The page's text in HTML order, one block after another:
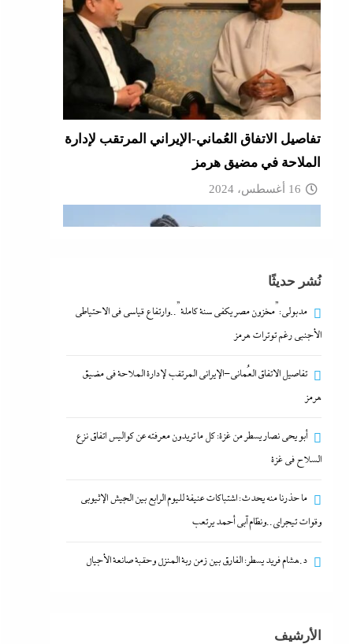
تفاصيل الاتفاق العُماني-الإيراني المرتقب لإدارة
الملاحة في مضيق هرمز
16 أغسطس، 2024
أبو يحى نصار يسطر من غزة: كل ما تريدون
معرفته عن كواليس اتفاق نزع السلاح في غزة
16 أغسطس، 2024
ما حذرنا منه يحدث: اشتباكات عنيفة لليوم الرابع
نُشر حديثًا
مدبولي:”مخزون مصر يكفي سنة كاملة”..وارتفاع قياسي في الاحتياطي
الأجنبي رغم توترات هرمز
تفاصيل الاتفاق العُماني-الإيراني المرتقب لإدارة الملاحة في مضيق
هرمز
أبو يحى نصار يسطر من غزة: كل ما تريدون معرفته عن كواليس اتفاق نزع
السلاح في غزة
ما حذرنا منه يحدث: اشتباكات عنيفة لليوم الرابع بين الجيش الإثيوبي
وقوات تيجراي..ونظام آبي أحمد يرتعب
د.هشام فريد يسطر: الفارق بين زمن ربة المنزل وحقبة صانعة الأجيال
الأرشيف